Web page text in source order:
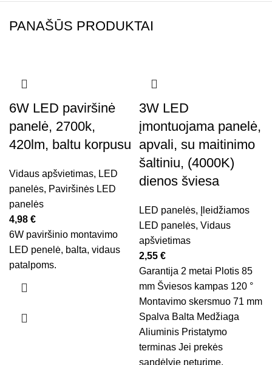
PANAŠŪS PRODUKTAI
6W LED paviršinė
panelė, 2700k,
420lm, baltu korpusu
Vidaus apšvietimas, LED
panelės, Paviršinės LED
panelės
4,98 €
6W paviršinio montavimo
LED penelė, balta, vidaus
patalpoms.
3W LED
įmontuojama panelė,
apvali, su maitinimo
šaltiniu, (4000K)
dienos šviesa
LED panelės,
Įleidžiamos
LED panelės, Vidaus
apšvietimas
2,55 €
Garantija 2 metai Plotis 85
mm Šviesos kampas 120 °
Montavimo skersmuo 71 mm
Spalva Balta Medžiaga
Aliuminis Pristatymo
terminas Jei prekės
sandėlyje neturime,